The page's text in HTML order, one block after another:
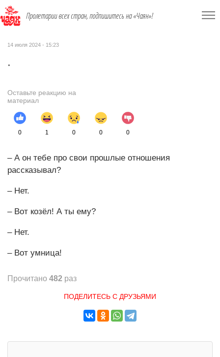
Пролетарии всех стран, подпишитесь на «Чаян»!
14 июля 2024 - 15:23
.
Оставьте реакцию на
материал
0 1 0 0 0
– А он тебе про свои прошлые отношения
рассказывал?
– Нет.
– Вот козёл! А ты ему?
– Нет.
– Вот умница!
Прочитано 482 раз
ПОДЕЛИТЕСЬ С ДРУЗЬЯМИ